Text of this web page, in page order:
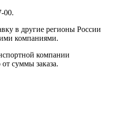
00.
в другие регионы России
компаниями.
компании
суммы заказа.